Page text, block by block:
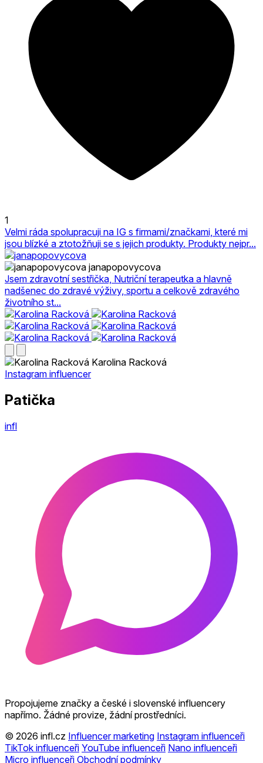
1
Velmi ráda spolupracuji na IG s firmami/značkami, které mi
jsou blízké a ztotožňuji se s jejich produkty. Produkty nejpr...
janapopovycova
Jsem zdravotní sestřička, Nutriční terapeutka a hlavně
nadšenec do zdravé výživy, sportu a celkově zdravého
životního st...
Karolina Racková
Instagram influencer
Patička
infl
Propojujeme značky a české i slovenské influencery
napřímo. Žádné provize, žádní prostředníci.
© 2026 infl.cz Influencer marketing Instagram influenceři
TikTok influenceři YouTube influenceři Nano influenceři
Micro influenceři Obchodní podmínky